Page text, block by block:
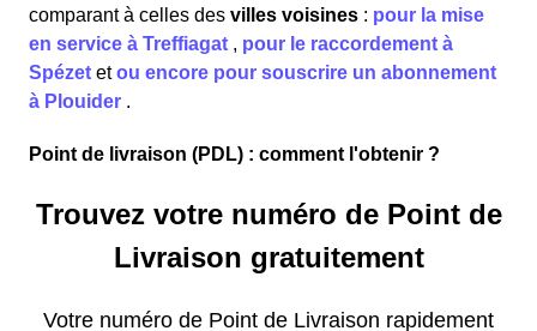
comparant à celles des villes voisines : pour la mise
en service à Treffiagat , pour le raccordement à
Spézet etou encore pour souscrire un abonnement
à Plouider .
Point de livraison (PDL) : comment l'obtenir ?